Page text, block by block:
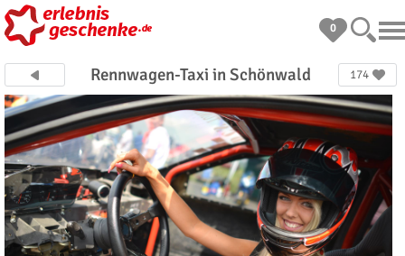
0
Rennwagen-Taxi in Schönwald 174